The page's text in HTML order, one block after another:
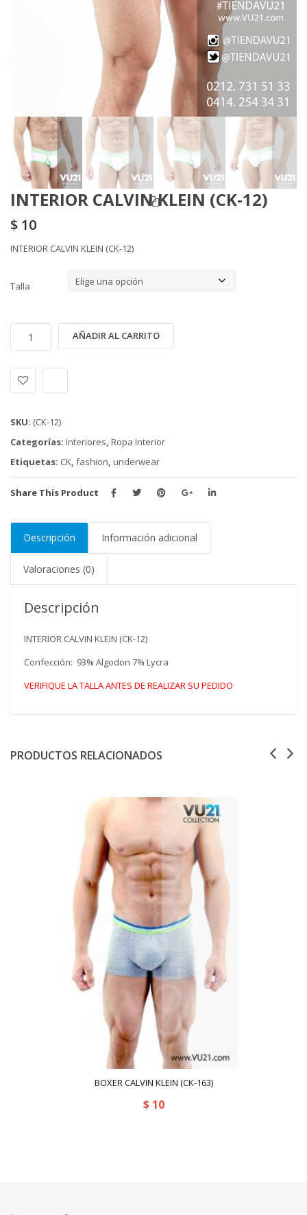
INTERIOR CALVIN KLEIN (CK-12)
$ 10
INTERIOR CALVIN KLEIN (CK-12)
Talla
CALVIN
(CK-
12)
AÑADIR AL CARRITO
SKU: (CK-12)
Categorías: Interiores, Ropa Interior
Etiquetas: CK, fashion, underwear
Share This Product
Descripción Información adicional
Valoraciones (0)
Descripción
INTERIOR CALVIN KLEIN (CK-12)
Confección: 93% Algodon 7% Lycra
VERIFIQUE LA TALLA ANTES DE REALIZAR SU PEDIDO
PRODUCTOS RELACIONADOS
BOXER CALVIN KLEIN (CK-163)
$10